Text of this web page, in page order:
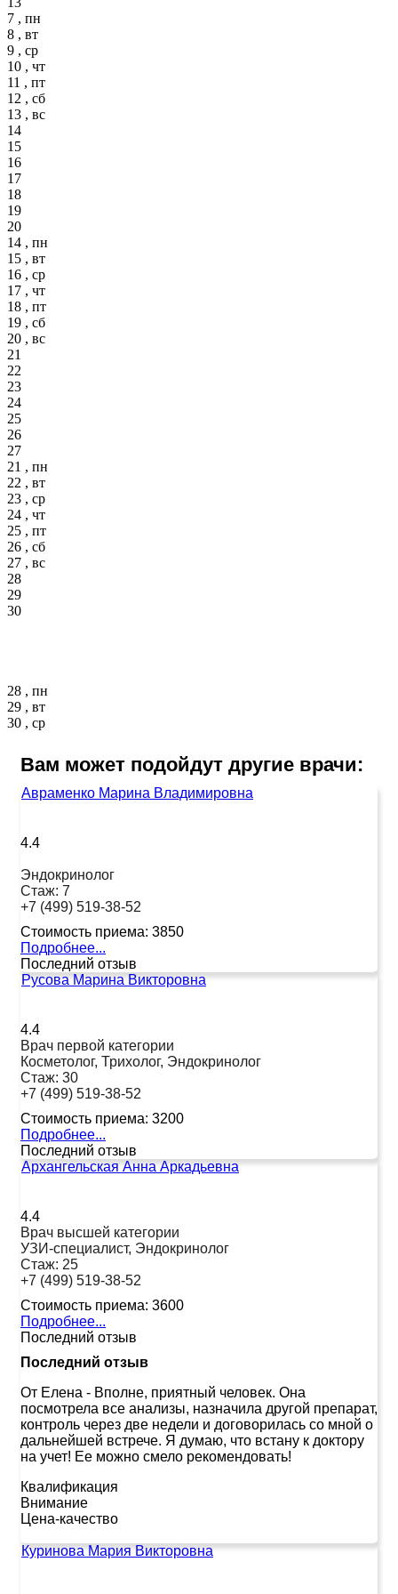
7 , пн
8 , вт
9 , ср
10 , чт
11 , пт
12 , сб
13 , вс
14
15
16
17
18
19
20
14 , пн
15 , вт
16 , ср
17 , чт
18 , пт
19 , сб
20 , вс
21
22
23
24
25
26
27
21 , пн
22 , вт
23 , ср
24 , чт
25 , пт
26 , сб
27 , вс
28
29
30
28 , пн
29 , вт
30 , ср
Вам может подойдут другие врачи:
Авраменко Марина Владимировна
4.4
Эндокринолог
Стаж: 7
+7 (499) 519-38-52
Стоимость приема: 3850
Подробнее...
Последний отзыв
Русова Марина Викторовна
4.4
Врач первой категории
Косметолог, Трихолог, Эндокринолог
Стаж: 30
+7 (499) 519-38-52
Стоимость приема: 3200
Подробнее...
Последний отзыв
Архангельская Анна Аркадьевна
4.4
Врач высшей категории
УЗИ-специалист, Эндокринолог
Стаж: 25
+7 (499) 519-38-52
Стоимость приема: 3600
Подробнее...
Последний отзыв
Последний отзыв
От Елена - Вполне, приятный человек. Она
посмотрела все анализы, назначила другой препарат,
контроль через две недели и договорилась со мной о
дальнейшей встрече. Я думаю, что встану к доктору
на учет! Ее можно смело рекомендовать!
Квалификация
Внимание
Цена-качество
Куринова Мария Викторовна